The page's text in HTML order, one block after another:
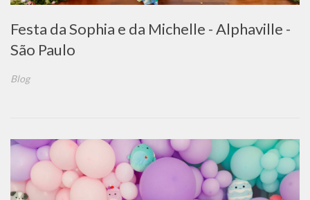
Festa da Sophia e da Michelle - Alphaville -
São Paulo
Blog